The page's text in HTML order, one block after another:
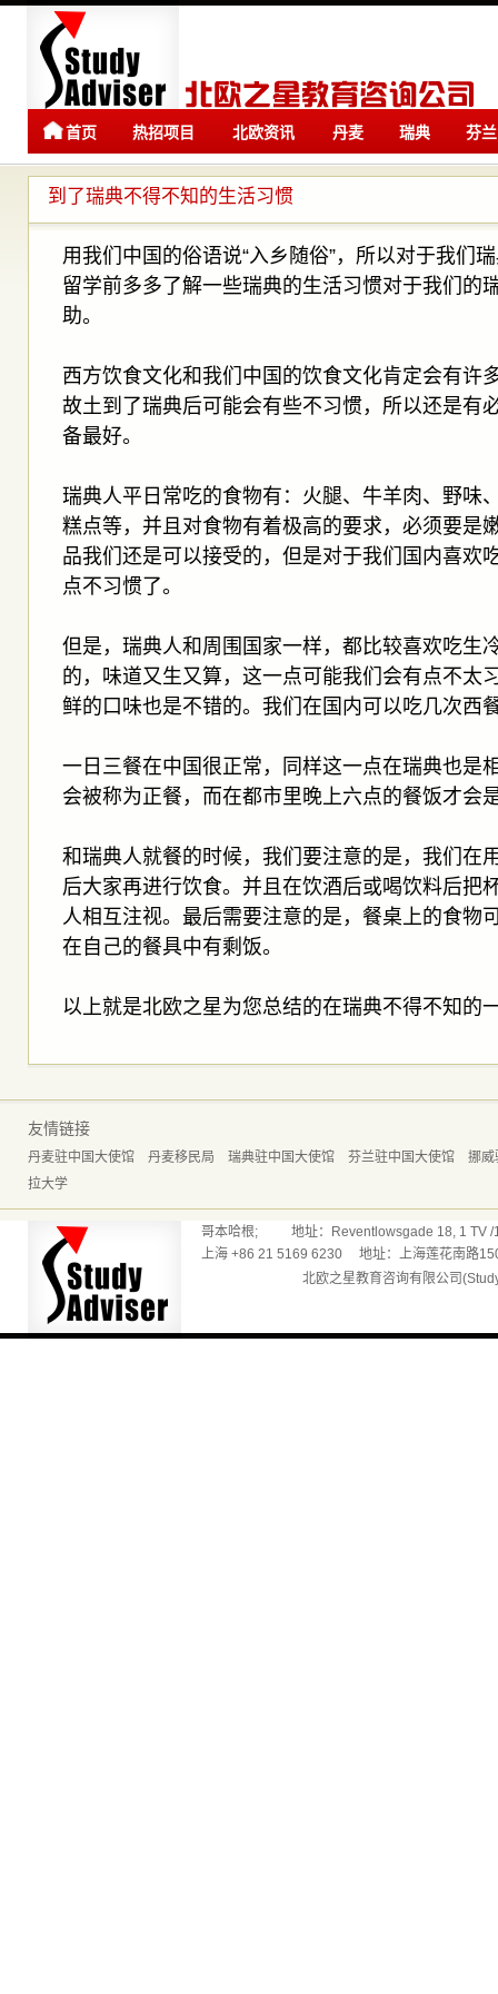
首页 热招项目 北欧资讯 丹麦
留学
瑞典
留学
芬兰
到了瑞典不得不知的生活习惯
用我们中国的俗语说“入乡随俗”，所以对于我们
留学前多多了解一些瑞典的生活习惯对于我们的
助。
西方饮食文化和我们中国的饮食文化肯定会有许
故土到了瑞典后可能会有些不习惯，所以还是有
备最好。
瑞典人平日常吃的食物有：火腿、牛羊肉、野味
糕点等，并且对食物有着极高的要求，必须要是
品我们还是可以接受的，但是对于我们国内喜欢
点不习惯了。
但是，瑞典人和周围国家一样，都比较喜欢吃生
的，味道又生又算，这一点可能我们会有点不太
鲜的口味也是不错的。我们在国内可以吃几次西
一日三餐在中国很正常，同样这一点在瑞典也是
会被称为正餐，而在都市里晚上六点的餐饭才会
和瑞典人就餐的时候，我们要注意的是，我们在
后大家再进行饮食。并且在饮酒后或喝饮料后把
人相互注视。最后需要注意的是，餐桌上的食物
在自己的餐具中有剩饭。
以上就是北欧之星为您总结的在瑞典不得不知的
友情链接
丹麦驻中国大使馆 丹麦移民局 瑞典驻中国大使馆 芬兰驻中国大使馆
挪威
拉大学
哥本哈根; 地址：Reventlowsgade 18, 1 TV /
上海 +86 21 5169 6230 地址：上海莲花南路
北欧之星教育咨询有限公司